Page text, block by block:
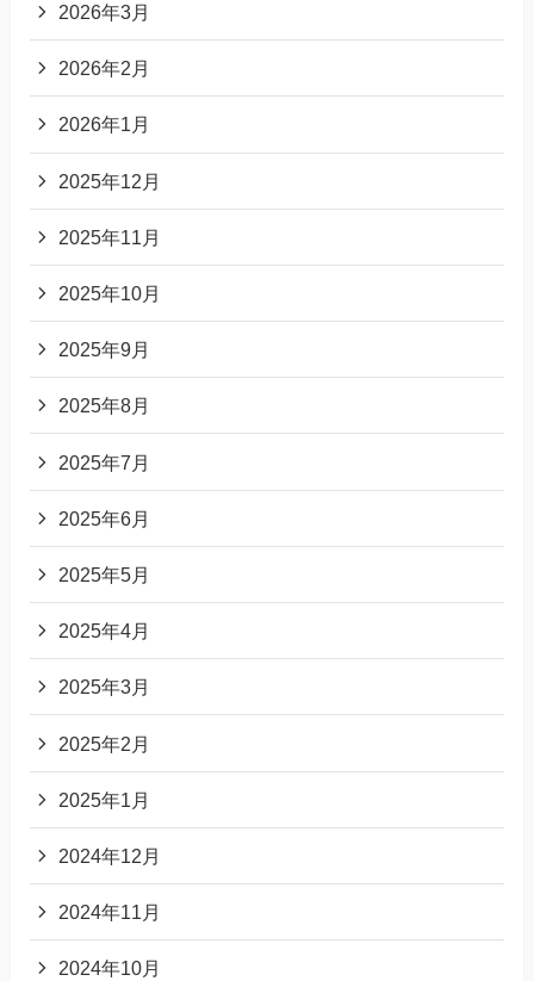
2026年3月
2026年2月
2026年1月
2025年12月
2025年11月
2025年10月
2025年9月
2025年8月
2025年7月
2025年6月
2025年5月
2025年4月
2025年3月
2025年2月
2025年1月
2024年12月
2024年11月
2024年10月